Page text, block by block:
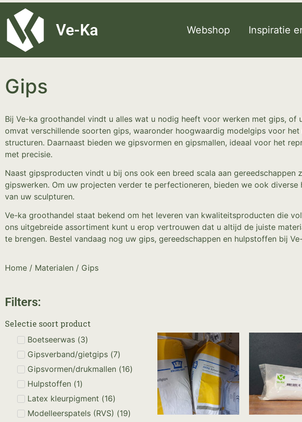
G-8P7N3X5BJ9
Ve-Ka Webshop Inspiratie
Gips
Bij Ve-ka groothandel vindt u alles wat u nodig heeft voor werken met gips,
omvat verschillende soorten gips, waaronder hoogwaardig modelgips voor
structuren. Daarnaast bieden we gipsvormen en gipsmallen, ideaal voor het
met precisie.
Naast gipsproducten vindt u bij ons ook een breed scala aan
gipswerken. Om uw projecten verder te perfectioneren, bieden we ook
van uw sculpturen.
Ve-ka groothandel staat bekend om het leveren van kwaliteitsproducten die
ons uitgebreide assortiment kunt u erop vertrouwen dat u altijd de juiste
te brengen. Bestel vandaag nog uw gips, gereedschappen en hulpstoffen bij
Home / Materialen / Gips
Filters:
Selectie soort product
Boetseerwas (3)
Gipsverband/gietgips (7)
Gipsvormen/drukmallen (16)
Hulpstoffen (1)
Latex kleurpigment (16)
Modelleerspatels (RVS) (19)